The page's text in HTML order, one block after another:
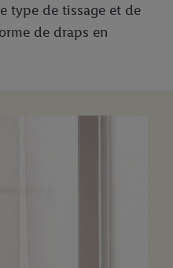
type de tissage et de
de draps en